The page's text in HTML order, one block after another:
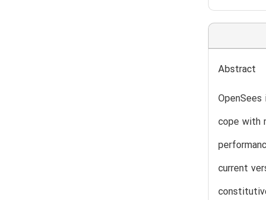
Abstract
cope with
current